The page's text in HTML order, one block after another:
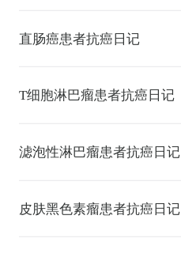
直肠癌患者抗癌日记
T细胞淋巴瘤患者抗癌日记
滤泡性淋巴瘤患者抗癌日记
⽪肤⿊⾊素瘤患者抗癌日记